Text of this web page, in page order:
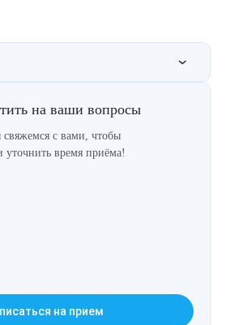
на ваши вопросы
свяжемся с вами, чтобы
уточнить время приёма!
на прием